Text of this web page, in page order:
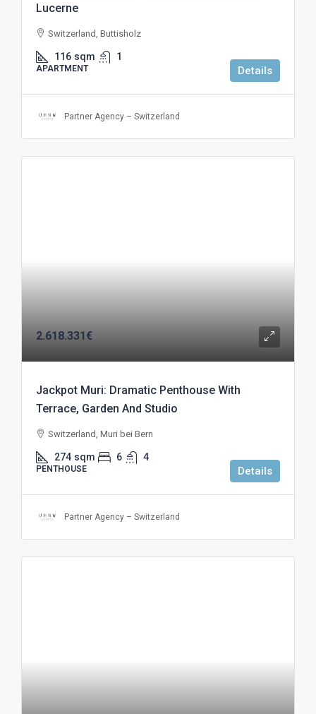
Lucerne
Switzerland, Buttisholz
116 sqm 1
APARTMENT Details
Partner Agency – Switzerland
2.618.331€
Jackpot Muri: Dramatic Penthouse With
Terrace, Garden And Studio
Switzerland, Muri bei Bern
274 sqm 6 4
PENTHOUSE Details
Partner Agency – Switzerland